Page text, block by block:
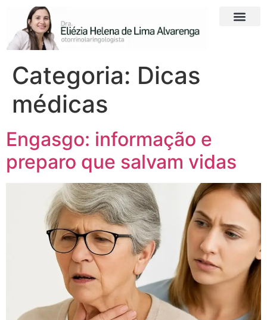
Categoria: Dicas
médicas
Engasgo: informação e
preparo que salvam vidas